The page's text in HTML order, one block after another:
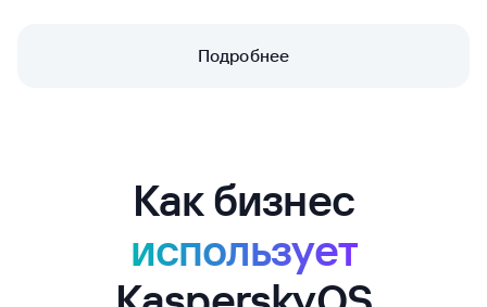
Подробнее
Как бизнес
использует